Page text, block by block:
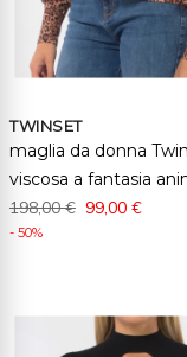
TWINSET
maglia da donna
viscosa a fantasia
198,00 € 99,00 €
- 50%